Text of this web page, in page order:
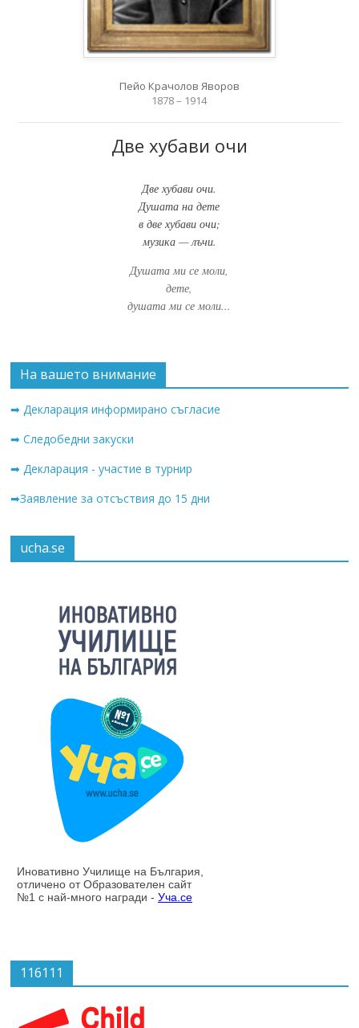
Пейо Крачолов Яворов
1878 – 1914
Две хубави очи
Две хубави очи.
Душата на дете
в две хубави очи;
музика — лъчи.
Душата ми се моли,
дете,
душата ми се моли...
На вашето внимание
➡ Декларация информирано съгласие
➡ Следобедни закуски
➡ Декларация - участие в турнир
➡Заявление за отсъствия до 15 дни
ucha.se
116111